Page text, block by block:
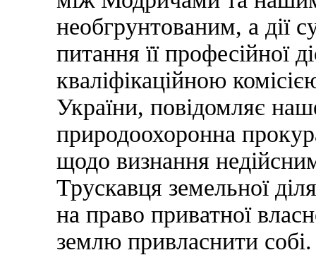
необгрунтованим, а дії
питання її професійної
кваліфікаційною
України, повідомляє
природоохоронна
щодо визнання
Трускавця земельної
на право приватної
землю привласнити собі.